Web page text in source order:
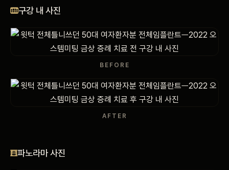
공지사항
치과 백과사전
회원가입 / 로그인
구강 내 사진
BEFORE
AFTER
파노라마 사진